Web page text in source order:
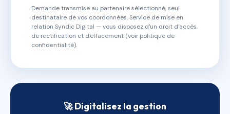
Demande transmise au partenaire sélectionné, seul
destinataire de vos coordonnées. Service de mise en
relation Syndic Digital — vous disposez d'un droit d'accès,
de rectification et d'effacement (voir politique de
confidentialité).
🚀 Digitalisez la gestion